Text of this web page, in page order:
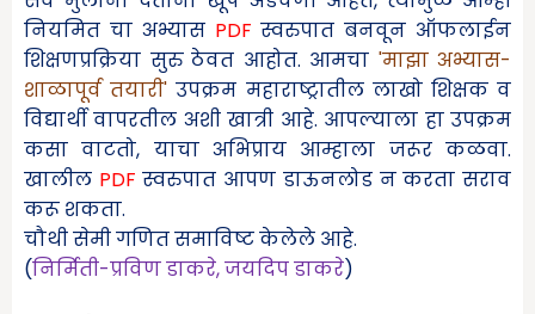
नियमित चा अभ्यास PDF स्वरुपात बनवून ऑफलाईन
शिक्षणप्रक्रिया सुरु ठेवत आहोत. आमचा 'माझाअभ्यास-
शाळापूर्व तयारी' उपक्रम महाराष्ट्रातील लाखो शिक्षक व
विद्यार्थी वापरतील अशी खात्री आहे. आपल्याला हा उपक्रम
कसा वाटतो, याचा अभिप्राय आम्हाला जरूर कळवा.
खालील PDF स्वरुपात आपण डाऊनलोड न करता सराव
करू शकता.
चौथी सेमी गणित समाविष्ट केलेले आहे.
(निर्मिती-प्रविण डाकरे,जयदिप डाकरे)